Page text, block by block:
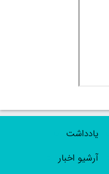
یادداشت
آرشیو اخبار